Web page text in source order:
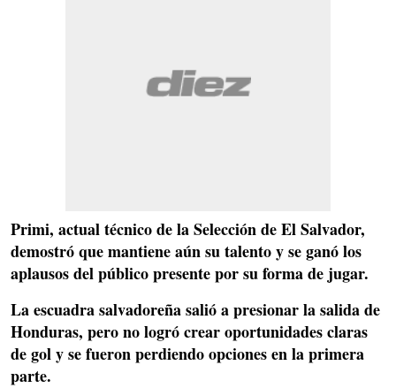
Primi, actual técnico de la Selección de El Salvador,
demostró que mantiene aún su talento y se ganó los
aplausos del público presente por su forma de jugar.
La escuadra salvadoreña salió a presionar la salida de
Honduras, pero no logró crear oportunidades claras
de gol y se fueron perdiendo opciones en la primera
parte.